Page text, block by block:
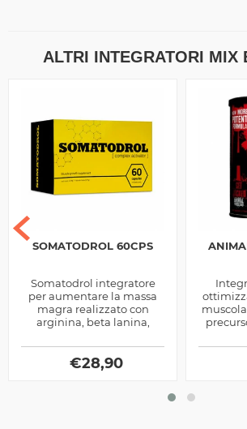
ALTRI INTEGRATORI MIX
SOMATODROL 60CPS
Somatodrol integratore
per aumentare la massa
magra realizzato con
arginina, beta lanina,
stimolanti adattogeni,
fornisce energia,...
€28,90